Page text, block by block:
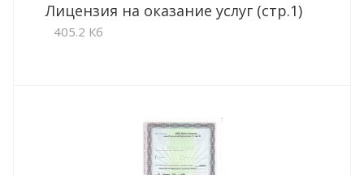
Лицензия на оказание услуг (стр.1)
405.2 Кб